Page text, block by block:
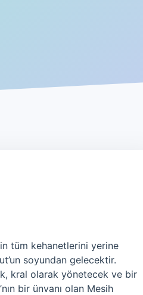
tüm kehanetlerini yerine
soyundan gelecektir.
kral olarak yönetecek ve bir
bir ünvanı olan Mesih